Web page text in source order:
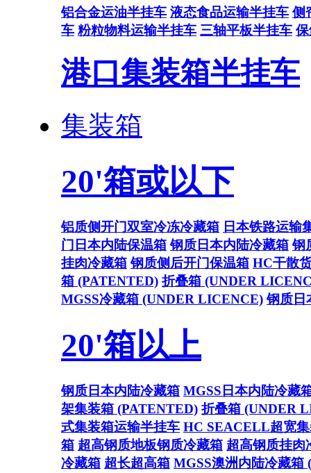
铝合金运油半挂车 液态食品运输半挂车 侧
车 粉粒物料运输半挂车 三轴平板半挂车
港口集装箱半挂车
集装箱
20'箱或以下
铝质侧开门双室冷冻冷藏箱 日本铁路运输
门日本内陆保温箱 钢质日本内陆冷藏箱 钢
挂肉冷藏箱 钢质侧后开门保温箱 HC干散
箱 (PATENTED) 折叠箱 (UNDER
MGSS冷藏箱 (UNDER LICENCE) 钢质日
20'箱以上
钢质日本内陆冷藏箱 MGSS日本内陆冷藏
架集装箱 (PATENTED) 折叠箱 (UNDER
式集装箱运输半挂车 HC SEACELL超宽
箱 超高钢质地板钢质冷藏箱 超高钢质挂肉
冷藏箱 超长超高箱 MGSS澳洲内陆冷藏